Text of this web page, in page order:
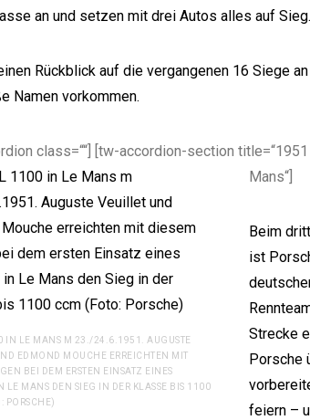
an und setzen mit drei Autos alles auf Sieg.
Rückblick auf die vergangenen 16 Siege
Namen vorkommen.
class=““] [tw-accordion-section
Mans“]
IN LE MANS M 23./24.6.1951. AUGUSTE
EDMOND MOUCHE ERREICHTEN MIT
BEI DEM ERSTEN EINSATZ EINES
LE MANS DEN SIEG IN DER KLASSE BIS 1100
PORSCHE)
Beim
ist
Strecke
Porsche
feiern –